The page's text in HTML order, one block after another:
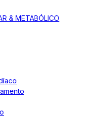
& METABÓLICO